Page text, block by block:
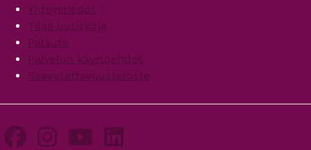
Yhteystiedot
Tilaa uutiskirje
Palaute
Palvelun käyttöehdot
Saavutettavuusseloste